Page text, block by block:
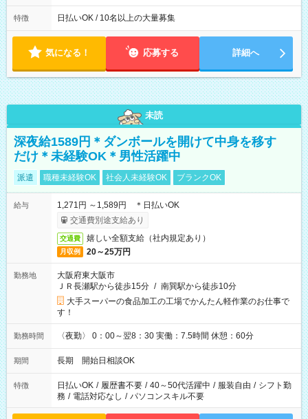
12時～21時
特徴 日払いOK / 10名以上の大量募集
気になる！ 応募する 詳細へ
未読
深夜給1589円＊ダンボールを開けて中身を移す
だけ＊未経験OK＊男性活躍中
派遣 職種未経験OK 社会人未経験OK ブランクOK
給与
1,271円 ～1,589円 ＊日払いOK
交通費別途支給あり
交通費 嬉しい全額支給（社内規定あり）
月収例 20～25万円
勤務地
大阪府東大阪市
ＪＲ長瀬駅から徒歩15分 / 南巽駅から徒歩10分
大手スーパーの食品加工の工場でかんたん軽作業のお仕事で
す！
勤務時間 〈夜勤〉 0：00～翌8：30 実働：7.5時間 休憩：60分
期間 長期 開始日相談OK
特徴 日払いOK / 履歴書不要 / 40～50代活躍中 / 服装自由 / シフト勤
務 / 電話対応なし / パソコンスキル不要